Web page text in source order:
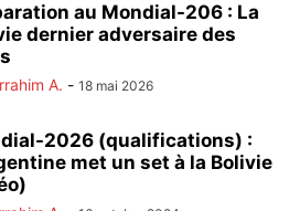
au Mondial-206 : La
dernier adversaire des
A. - 18 mai 2026
2026 (qualifications) :
met un set à la Bolivie